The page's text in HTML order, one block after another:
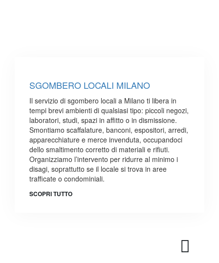
SGOMBERO LOCALI MILANO
Il servizio di sgombero locali a Milano ti libera in
tempi brevi ambienti di qualsiasi tipo: piccoli negozi,
laboratori, studi, spazi in affitto o in dismissione.
Smontiamo scaffalature, banconi, espositori, arredi,
apparecchiature e merce invenduta, occupandoci
dello smaltimento corretto di materiali e rifiuti.
Organizziamo l’intervento per ridurre al minimo i
disagi, soprattutto se il locale si trova in aree
trafficate o condominiali.
SCOPRI TUTTO